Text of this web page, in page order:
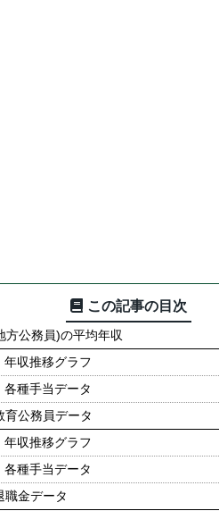
この記事の目次
方公務員)の平均年収
収推移グラフ
種手当データ
公務員データ
収推移グラフ
種手当データ
職金データ